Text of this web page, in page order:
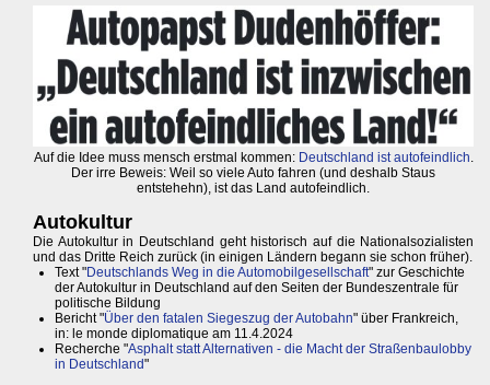
Auf die Idee muss mensch erstmal kommen: Deutschland ist autofeindlich
Der irre Beweis: Weil so viele Auto fahren (und deshalb Staus
entstehehn), ist das Land autofeindlich.
Autokultur
Die Autokultur in Deutschland geht historisch auf die Nationalsozialisten
und das Dritte Reich zurück (in einigen Ländern begann sie schon früher).
Text "Deutschlands Weg in die Automobilgesellschaft" zur Geschichte
der Autokultur in Deutschland auf den Seiten der Bundeszentrale für
politische Bildung
Bericht "Über den fatalen Siegeszug der Autobahn" über Frankreich,
in: le monde diplomatique am 11.4.2024
Recherche "Asphalt statt Alternativen - die Macht der Straßenbaulobby
in Deutschland"